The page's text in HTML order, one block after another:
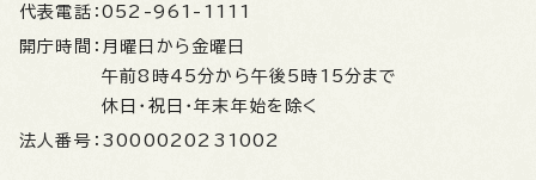
代表電話： 052-961-1111
開庁時間： 月曜日から金曜日
午前8時45分から午後5時15分まで
休日・祝日・年末年始を除く
法人番号： 3000020231002